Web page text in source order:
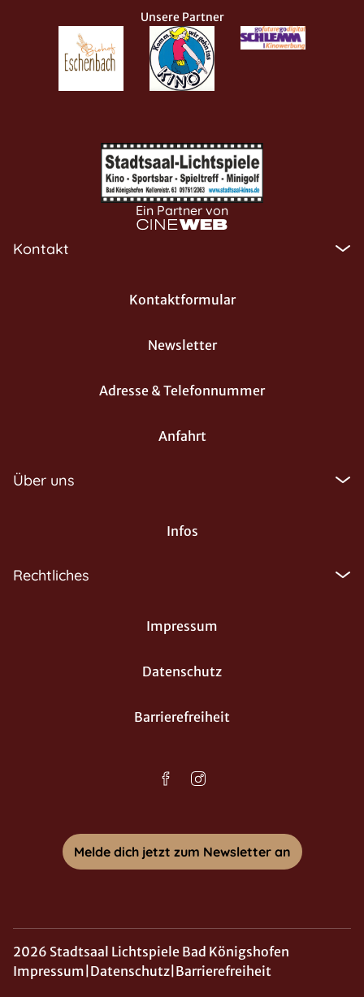
Unsere Partner
Ein Partner von
Kontakt
Kontaktformular
Newsletter
Adresse & Telefonnummer
Anfahrt
Über uns
Infos
Rechtliches
Impressum
Datenschutz
Barrierefreiheit
Melde dich jetzt zum Newsletter an
2026 Stadtsaal Lichtspiele Bad Königshofen
Impressum Datenschutz Barrierefreiheit